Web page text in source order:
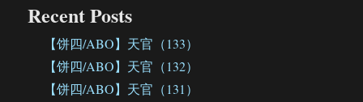
Recent Posts
【饼四/ABO】天官（133）
【饼四/ABO】天官（132）
【饼四/ABO】天官（131）